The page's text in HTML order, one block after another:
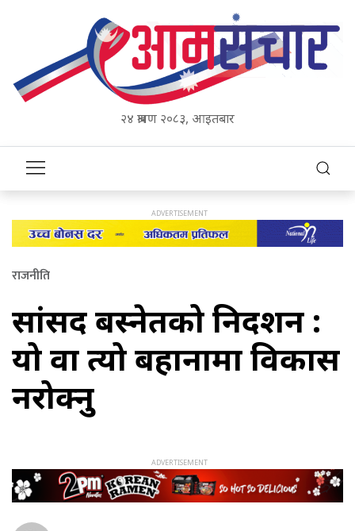
२४ श्रावण २०८३, आइतबार
राजनीति
सांसद बस्नेतको निर्देशन :
यो वा त्यो बहानामा विकास
नरोक्नु